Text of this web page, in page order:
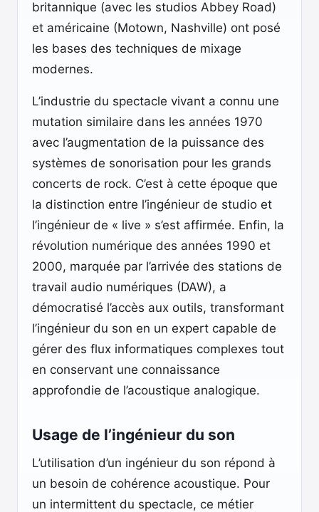
britannique (avec les studios Abbey Road)
et américaine (Motown, Nashville) ont posé
les bases des techniques de mixage
modernes.
L’industrie du spectacle vivant a connu une
mutation similaire dans les années 1970
avec l’augmentation de la puissance des
systèmes de sonorisation pour les grands
concerts de rock. C’est à cette époque que
la distinction entre l’ingénieur de studio et
l’ingénieur de « live » s’est affirmée. Enfin, la
révolution numérique des années 1990 et
2000, marquée par l’arrivée des stations de
travail audio numériques (DAW), a
démocratisé l’accès aux outils, transformant
l’ingénieur du son en un expert capable de
gérer des flux informatiques complexes tout
en conservant une connaissance
approfondie de l’acoustique analogique.
Usage de l’ingénieur du son
L’utilisation d’un ingénieur du son répond à
un besoin de cohérence acoustique. Pour
un intermittent du spectacle, ce métier